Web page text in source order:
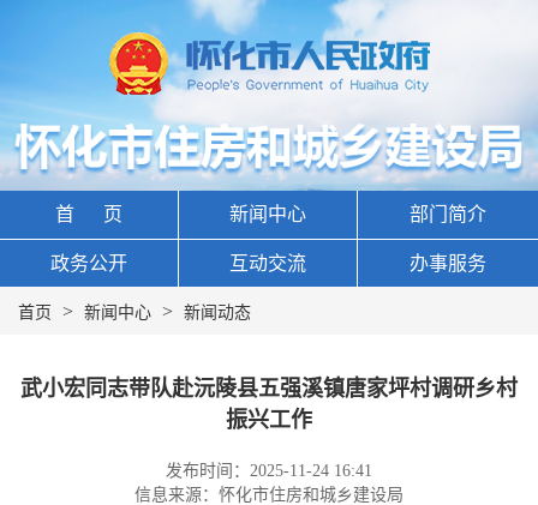
首 页 新闻中心 部门简介
政务公开 互动交流 办事服务
首页 > 新闻中心 > 新闻动态
武小宏同志带队赴沅陵县五强溪镇唐家坪村调研乡村
振兴工作
发布时间：2025-11-24 16:41
信息来源：怀化市住房和城乡建设局